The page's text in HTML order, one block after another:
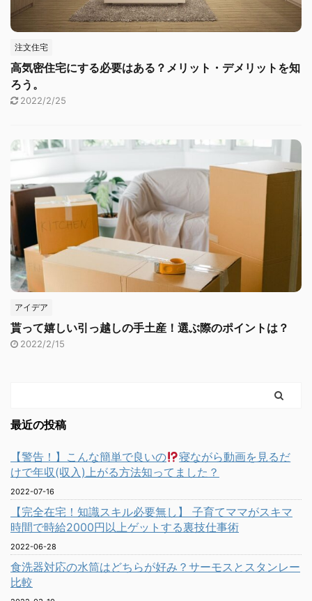
注文住宅
高気密住宅にする必要はある？メリット・デメリットを知
ろう。
2022/2/25
アイデア
貰って嬉しい引っ越しの手土産！選ぶ際のポイントは？
2022/2/15
最近の投稿
【警告！】こんな簡単で良いの
寝ながら動画を見るだ
けで年収(収入)上がる方法知ってました？
2022-07-16
【完全在宅！知識スキル必要無し】 子育てママがスキマ
時間で時給2000円以上ゲットする裏技仕事術
2022-06-28
食洗器対応の水筒はどちらが好み？サーモスとスタンレー
比較